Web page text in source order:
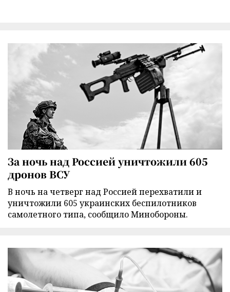
За ночь над Россией уничтожили 605
дронов ВСУ
В ночь на четверг над Россией перехватили и
уничтожили 605 украинских беспилотников
самолетного типа, сообщило Минобороны.